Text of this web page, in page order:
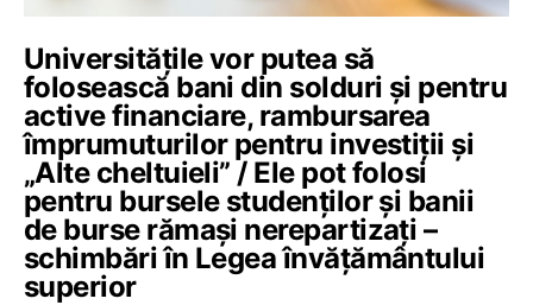
Universitățile vor putea să
folosească bani din solduri și pentru
active financiare, rambursarea
împrumuturilor pentru investiții și
„Alte cheltuieli” / Ele pot folosi
pentru bursele studenților și banii
de burse rămași nerepartizați –
schimbări în Legea învățământului
superior